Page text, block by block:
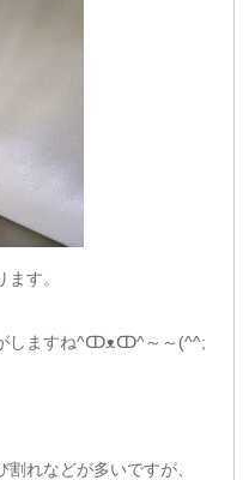
す。
しますね^ↀᴥↀ^～～(^^;
れなどが多いですが、